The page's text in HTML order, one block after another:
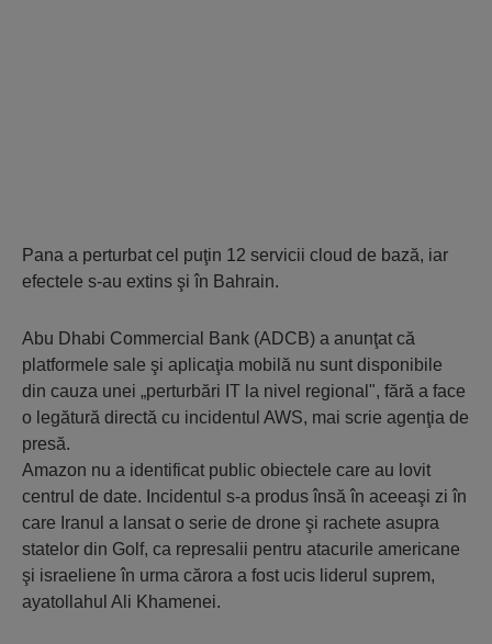
Pana a perturbat cel puţin 12 servicii cloud de bază, iar
efectele s-au extins şi în Bahrain.
Abu Dhabi Commercial Bank (ADCB) a anunţat că
platformele sale şi aplicaţia mobilă nu sunt disponibile
din cauza unei „perturbări IT la nivel regional", fără a face
o legătură directă cu incidentul AWS, mai scrie agenţia de
presă.
Amazon nu a identificat public obiectele care au lovit
centrul de date. Incidentul s-a produs însă în aceeaşi zi în
care Iranul a lansat o serie de drone şi rachete asupra
statelor din Golf, ca represalii pentru atacurile americane
şi israeliene în urma cărora a fost ucis liderul suprem,
ayatollahul Ali Khamenei.